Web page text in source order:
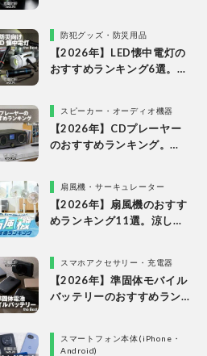
防犯グッズ・防災用品
【2026年】LED懐中電灯の
おすすめランキング6選。防
スピーカー・オーディオ機器
【2026年】CDプレーヤー
のおすすめランキング。
底検証
扇風機・サーキュレーター
【2026年】扇風機のおすす
めランキング11選。涼しい
スマホアクセサリー・充電器
【2026年】準固体モバイル
バッテリーのおすすめラン
スマートフォン本体(iPhone・
Android)